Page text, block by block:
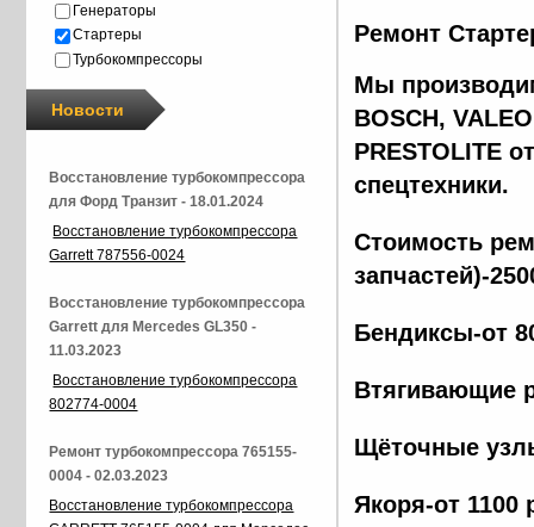
Ремонт
Мы
BOSCH,
PRESTOLITE
спецтехники.
Стоимость
запчастей)-
Бендиксы-от
Втягивающие
Щёточные
Якоря-от 1100
Генераторы
Стартеры
Турбокомпрессоры
Новости
Восстановление турбокомпрессора
для Форд Транзит - 18.01.2024
Восстановление турбокомпрессора
Garrett 787556-0024
Восстановление турбокомпрессора
Garrett для Mercedes GL350 -
11.03.2023
Восстановление турбокомпрессора
802774-0004
Ремонт турбокомпрессора 765155-
0004 - 02.03.2023
Восстановление турбокомпрессора